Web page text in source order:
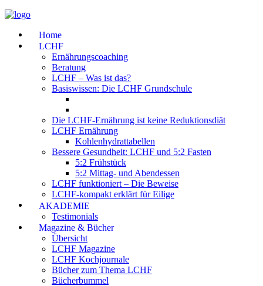
Home
LCHF
Ernährungscoaching
Beratung
LCHF – Was ist das?
Basiswissen: Die LCHF Grundschule
Die LCHF-Ernährung ist keine Reduktionsdiät
LCHF Ernährung
Kohlenhydrattabellen
Bessere Gesundheit: LCHF und 5:2 Fasten
5:2 Frühstück
5:2 Mittag- und Abendessen
LCHF funktioniert – Die Beweise
LCHF-kompakt erklärt für Eilige
AKADEMIE
Testimonials
Magazine & Bücher
Übersicht
LCHF Magazine
LCHF Kochjournale
Bücher zum Thema LCHF
Bücherbummel